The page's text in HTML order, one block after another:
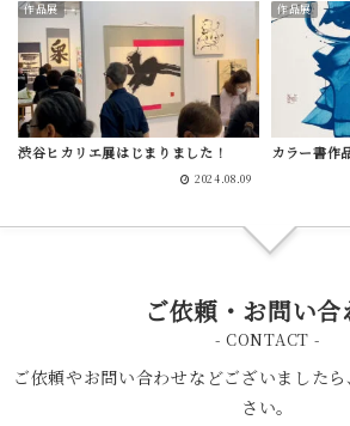
作品展
渋谷ヒカリエ展はじまりました！
2024.08.09
作品展
カラー書作
ご依頼・お問い合
- CONTACT -
ご依頼やお問い合わせなどございました
さい。